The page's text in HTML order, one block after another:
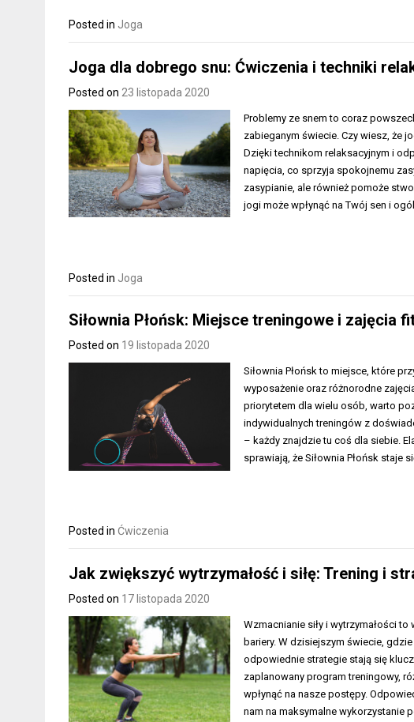
Posted in Joga
Joga dla dobrego snu: Ćwiczenia i techniki
Posted on 23 listopada 2020
Problemy ze snem to coraz
zabieganym świecie. Czy wiesz, że
Dzięki technikom relaksacyjnym i
napięcia, co sprzyja spokojnemu
zasypianie, ale również pomoże
jogi może wpłynąć na Twój sen i
Posted in Joga
Siłownia Płońsk: Miejsce treningowe i zajęcia
Posted on 19 listopada 2020
Siłownia Płońsk to miejsce, które
wyposażenie oraz różnorodne
priorytetem dla wielu osób, warto
indywidualnych treningów z
– każdy znajdzie tu coś dla siebie.
sprawiają, że Siłownia Płońsk staje
Posted in Ćwiczenia
Jak zwiększyć wytrzymałość i siłę: Trening i
Posted on 17 listopada 2020
Wzmacnianie siły i wytrzymałości
bariery. W dzisiejszym świecie,
odpowiednie strategie stają się
zaplanowany program treningowy,
wpłynąć na nasze postępy.
nam na maksymalne wykorzystanie